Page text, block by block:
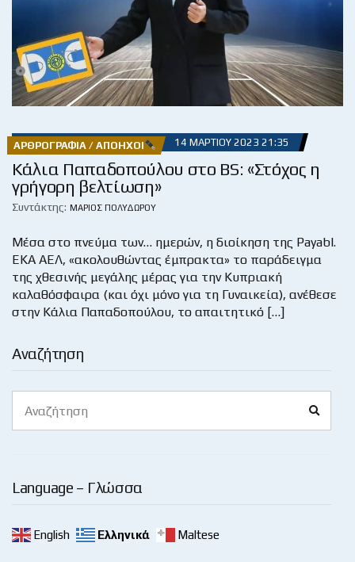
Αναζήτηση
for:
Language – Γλώσσα
English Ελληνικά Maltese
ΑΡΘΡΟΓΡΑΦΊΑ / ΑΠΌΗΧΟΙ 14 ΜΑΡΤΊΟΥ 2023 21:35
Κάλια Παπαδοπούλου στο BS: «Στόχος η
γρήγορη βελτίωση»
Συντάκτης: ΜΆΡΙΟΣ ΠΟΛΥΔΏΡΟΥ
Μέσα στο πνεύμα των… ημερών, η διοίκηση της Payabl.
EKA ΑΕΛ, «ακολουθώντας έμπρακτα» το παράδειγμα
της χθεσινής μεγάλης μέρας για την Κυπριακή
καλαθόσφαιρα (και όχι μόνο για τη Γυναικεία), ανέθεσε
στην Κάλια Παπαδοπούλου, το απαιτητικό […]